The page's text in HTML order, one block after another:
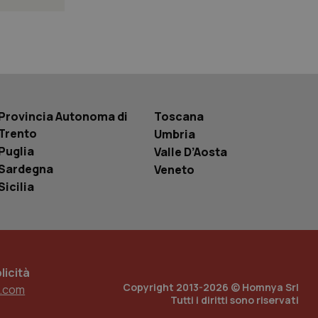
Autonoma di
Toscana
Umbria
Valle D’Aosta
Veneto
Copyright 2013-2026 © Homnya Srl
Tutti i diritti sono riservati